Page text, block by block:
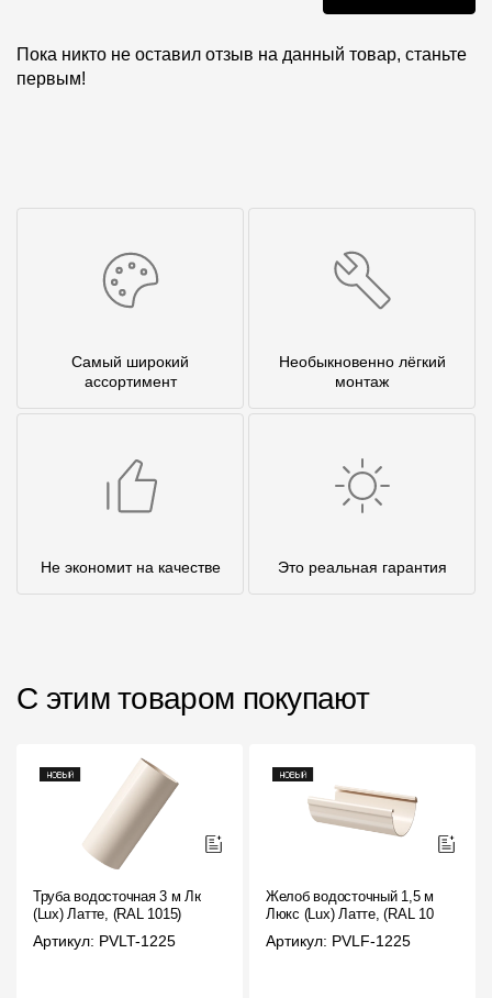
Пока никто не оставил отзыв на данный товар, станьте
первым!
Самый широкий
ассортимент
Необыкновенно лёгкий
монтаж
Не экономит на качестве Это реальная гарантия
С этим товаром покупают
Труба водосточная 3 м Люкс
(Lux) Латте, (RAL 1015)
Артикул: PVLT-1225
Желоб водосточный 1,5 м
Люкс (Lux) Латте, (RAL 1015)
Артикул: PVLF-1225